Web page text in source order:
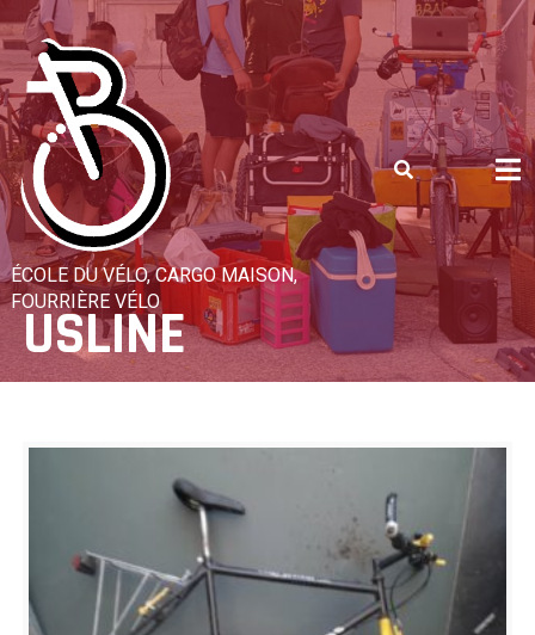
Skip
to
content
ÉCOLE DU VÉLO, CARGO MAISON,
FOURRIÈRE VÉLO
USLINE